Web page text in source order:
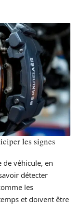
les signes
véhicule, en
détecter
les
et doivent être